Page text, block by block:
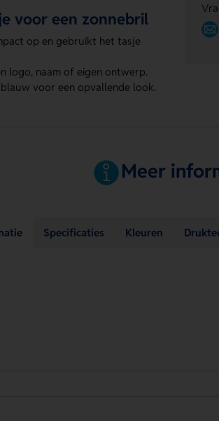
voor een zonnebril
op en gebruikt het tasje
logo, naam of eigen ontwerp.
voor een opvallende look.
Meer
Specificaties Kleuren